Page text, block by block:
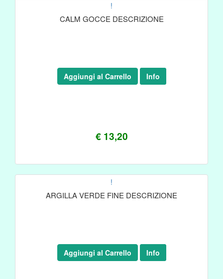
!
CALM GOCCE DESCRIZIONE
€ 13,20
Aggiungi al Carrello Info
!
ARGILLA VERDE FINE DESCRIZIONE
Aggiungi al Carrello Info